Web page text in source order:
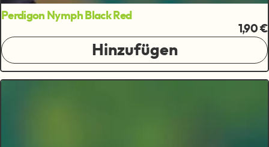
Perdigon Nymph Black Red
1,90 €
Hinzufügen